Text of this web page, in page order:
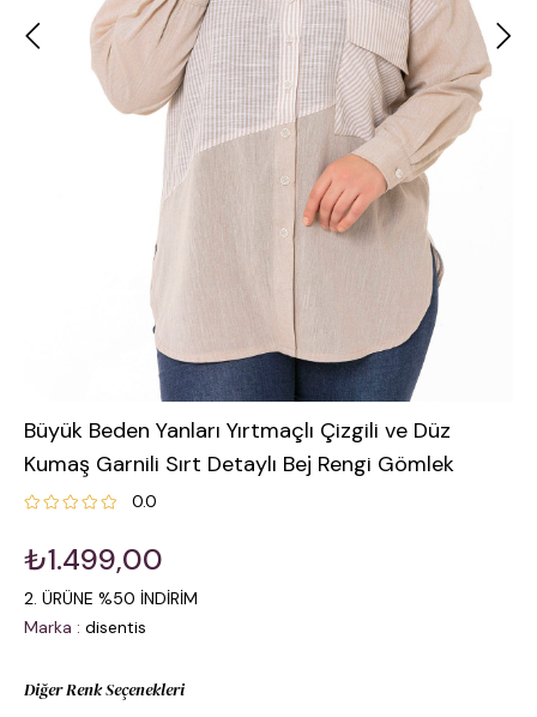
Büyük Beden Yanları Yırtmaçlı Çizgili ve Düz
Kumaş Garnili Sırt Detaylı Bej Rengi Gömlek
0.0
₺1.499,00
2. ÜRÜNE %50 İNDİRİM
Marka : disentis
Diğer Renk Seçenekleri